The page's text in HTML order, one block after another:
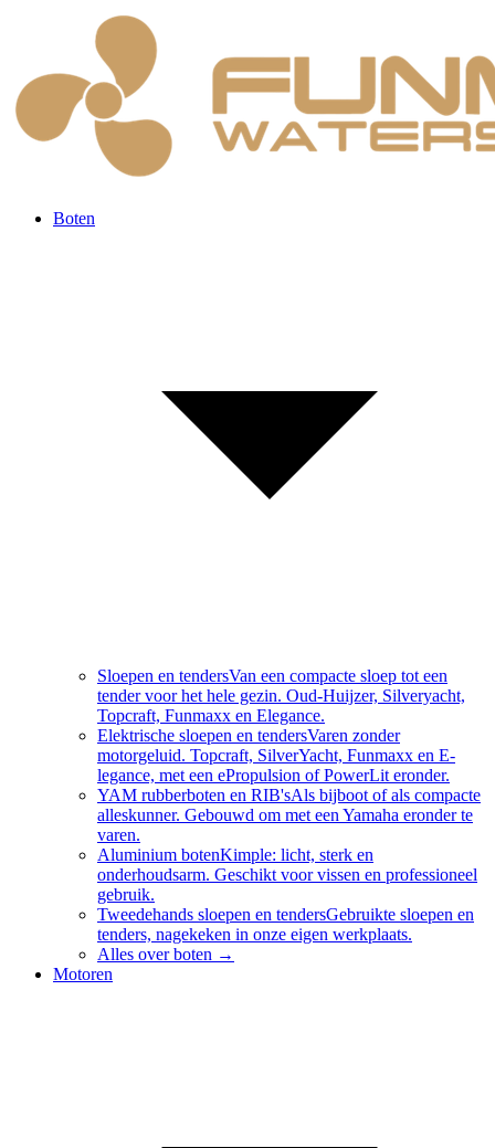
Boten
Sloepen en tendersVan een compacte sloep tot een
tender voor het hele gezin. Oud-Huijzer, Silveryacht,
Topcraft, Funmaxx en Elegance.
Elektrische sloepen en tendersVaren zonder
motorgeluid. Topcraft, SilverYacht, Funmaxx en E-
legance, met een ePropulsion of PowerLit eronder.
YAM rubberboten en RIB'sAls bijboot of als compacte
alleskunner. Gebouwd om met een Yamaha eronder te
varen.
Aluminium botenKimple: licht, sterk en
onderhoudsarm. Geschikt voor vissen en professioneel
gebruik.
Tweedehands sloepen en tendersGebruikte sloepen en
tenders, nagekeken in onze eigen werkplaats.
Alles overboten →
Motoren